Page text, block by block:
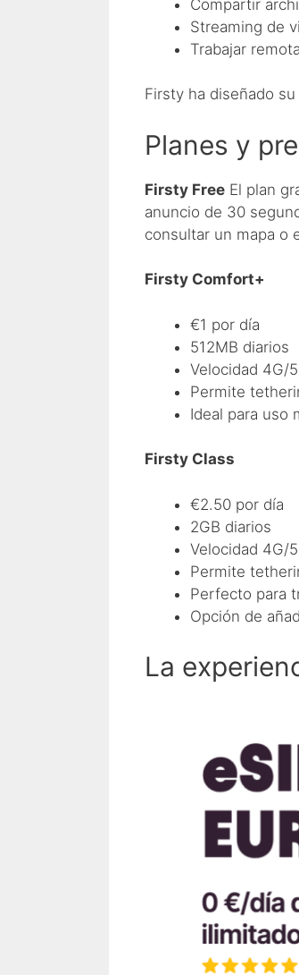
Compartir
Streaming de
Trabajar
Firsty ha diseñado
Planes y
Firsty Free El plan
anuncio de 30
consultar un mapa o
Firsty Comfort+
€1 por día
512MB diarios
Velocidad 4G/
Permite
Ideal para uso
Firsty Class
€2.50 por día
2GB diarios
Velocidad 4G/
Permite
Perfecto para
Opción de
La